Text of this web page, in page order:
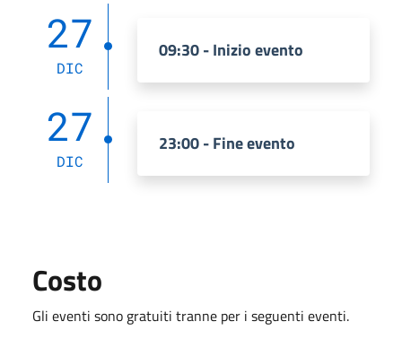
27
DIC
09:30 - Inizio evento
27
DIC
23:00 - Fine evento
Costo
Gli eventi sono gratuiti tranne per i seguenti eventi.